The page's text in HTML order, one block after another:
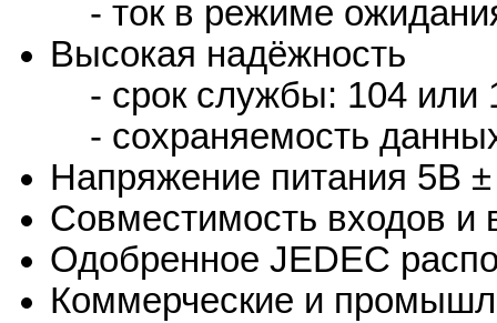
- ток в режиме
Высокая надёжность
- срок службы: 104 или
- сохраняемость
Напряжение питания 5В
Совместимость входов
Одобренное JEDEC
Коммерческие и